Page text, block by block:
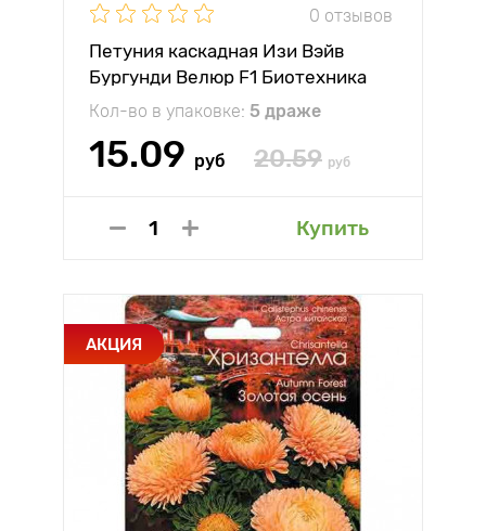
0 отзывов
Петуния каскадная Изи Вэйв
Бургунди Велюр F1 Биотехника
Кол-во в упаковке: 5 драже
15.09 руб 20.59 руб
Купить
АКЦИЯ